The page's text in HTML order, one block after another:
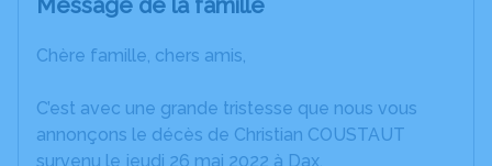
Message de la famille
Chère famille, chers amis,
C’est avec une grande tristesse que nous vous
annonçons le décès de Christian COUSTAUT
survenu le jeudi 26 mai 2022 à Dax.